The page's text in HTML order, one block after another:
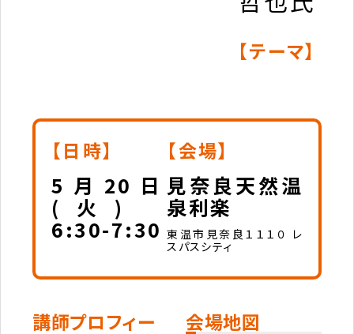
【テーマ】
【日時】
5月20日
(火)
6:30-7:30
【会場】
見奈良天然温
泉利楽
東温市見奈良１１１０ レ
スパスシティ
講師プロフィー 会場地図